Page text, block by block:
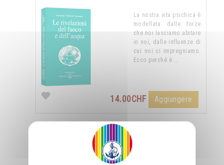
La nostra vita psichica è
modellata dalle forze
che noi lasciamo abitare
in noi, dalle influenze di
cui noi ci impregniamo.
Ecco perché è …
14.00CHF Aggiungere
Nutrirsi di luce